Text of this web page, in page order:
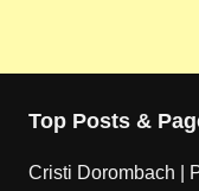
Top Posts &
Cristi Dorombach |